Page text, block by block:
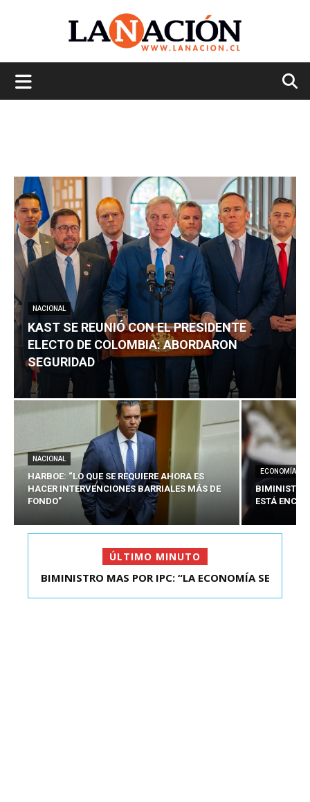
NACIONAL
KAST SE REUNIÓ CON EL PRESIDENTE
ELECTO DE COLOMBIA: ABORDARON
SEGURIDAD
NACIONAL
HARBOE: “LO QUE SE REQUIERE AHORA ES
HACER INTERVENCIONES BARRIALES MÁS DE
FONDO”
ECONOMÍA
BIMINISTRO
ESTÁ
ÚLTIMO MINUTO
KAST SE REUNIÓ CON EL PRESIDENTE ELECTO DE
BIMINISTRO MAS POR IPC: “LA ECONOMÍA SE